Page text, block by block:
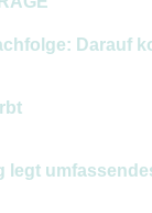
Darauf
legt